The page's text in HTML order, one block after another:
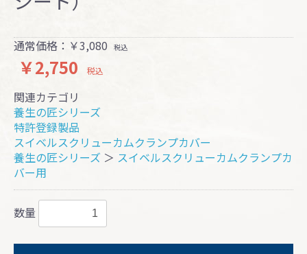
通常価格：￥3,080 税込
￥2,750 税込
関連カテゴリ
養生の匠シリーズ
特許登録製品
スイベルスクリューカムクランプカバー
養生の匠シリーズ ＞ スイベルスクリューカムクランプカ
バー用
数量